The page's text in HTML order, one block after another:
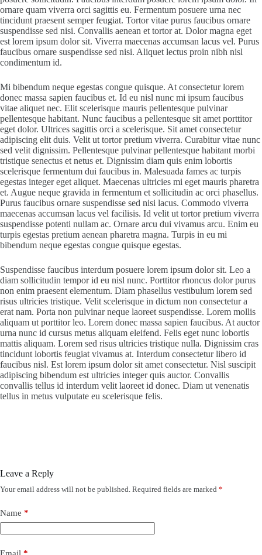
ornare quam viverra orci sagittis eu. Fermentum posuere urna nec
tincidunt praesent semper feugiat. Tortor vitae purus faucibus ornare
suspendisse sed nisi. Convallis aenean et tortor at. Dolor magna eget
est lorem ipsum dolor sit. Viverra maecenas accumsan lacus vel. Purus
faucibus ornare suspendisse sed nisi. Aliquet lectus proin nibh nisl
condimentum id.
Mi bibendum neque egestas congue quisque. At consectetur lorem
donec massa sapien faucibus et. Id eu nisl nunc mi ipsum faucibus
vitae aliquet nec. Elit scelerisque mauris pellentesque pulvinar
pellentesque habitant. Nunc faucibus a pellentesque sit amet porttitor
eget dolor. Ultrices sagittis orci a scelerisque. Sit amet consectetur
adipiscing elit duis. Velit ut tortor pretium viverra. Curabitur vitae nunc
sed velit dignissim. Pellentesque pulvinar pellentesque habitant morbi
tristique senectus et netus et. Dignissim diam quis enim lobortis
scelerisque fermentum dui faucibus in. Malesuada fames ac turpis
egestas integer eget aliquet. Maecenas ultricies mi eget mauris pharetra
et. Augue neque gravida in fermentum et sollicitudin ac orci phasellus.
Purus faucibus ornare suspendisse sed nisi lacus. Commodo viverra
maecenas accumsan lacus vel facilisis. Id velit ut tortor pretium viverra
suspendisse potenti nullam ac. Ornare arcu dui vivamus arcu. Enim eu
turpis egestas pretium aenean pharetra magna. Turpis in eu mi
bibendum neque egestas congue quisque egestas.
Suspendisse faucibus interdum posuere lorem ipsum dolor sit. Leo a
diam sollicitudin tempor id eu nisl nunc. Porttitor rhoncus dolor purus
non enim praesent elementum. Diam phasellus vestibulum lorem sed
risus ultricies tristique. Velit scelerisque in dictum non consectetur a
erat nam. Porta non pulvinar neque laoreet suspendisse. Lorem mollis
aliquam ut porttitor leo. Lorem donec massa sapien faucibus. At auctor
urna nunc id cursus metus aliquam eleifend. Felis eget nunc lobortis
mattis aliquam. Lorem sed risus ultricies tristique nulla. Dignissim cras
tincidunt lobortis feugiat vivamus at. Interdum consectetur libero id
faucibus nisl. Est lorem ipsum dolor sit amet consectetur. Nisl suscipit
adipiscing bibendum est ultricies integer quis auctor. Convallis
convallis tellus id interdum velit laoreet id donec. Diam ut venenatis
tellus in metus vulputate eu scelerisque felis.
Leave a Reply
Your email address will not be published. Required fields are marked *
Name *